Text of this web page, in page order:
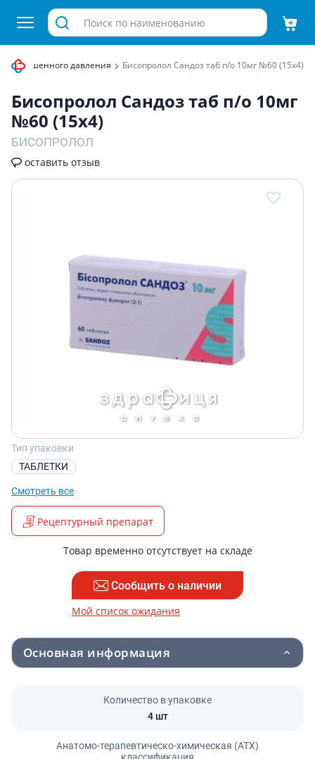
повышенного давления Бисопролол Сандоз таб п/о 10мг №60 (15х4)
Бисопролол Сандоз таб п/о 10мг
№60 (15х4)
БИСОПРОЛОЛ
оставить отзыв
Тип упаковки
ТАБЛЕТКИ
Смотреть все
Рецептурный препарат
Товар временно отсутствует на складе
Сообщить о наличии
Мой список ожидания
Основная информация
Количество в упаковке
4 шт
Анатомо-терапевтическо-химическая (АТХ)